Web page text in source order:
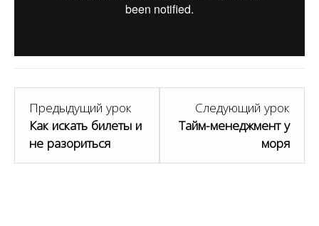
Предыдущий урок
Как искать билеты и
не разориться
Следующий урок
Тайм-менеджмент у
моря